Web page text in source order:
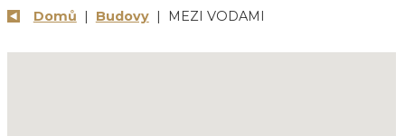
Domů | Budovy| MEZI VODAMI